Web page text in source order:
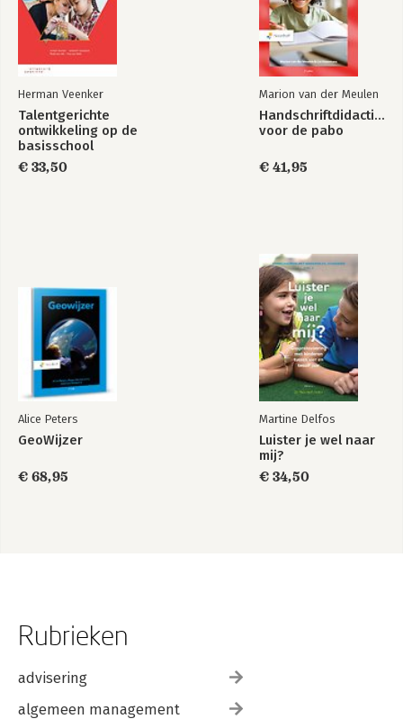
Herman Veenker
Talentgerichte
ontwikkeling op de
basisschool
€ 33,50
Marion van der Meulen
Handschriftdidactiek
voor de pabo
€ 41,95
Alice Peters
GeoWijzer
€ 68,95
Martine Delfos
Luister je wel naar
mij?
€ 34,50
Rubrieken
advisering
algemeen management